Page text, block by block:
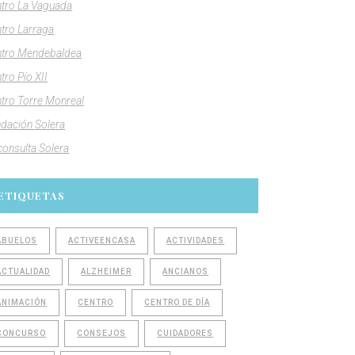
La Vaguada
Larraga
Mendebaldea
Pío XII
Torre Monreal
Solera
Solera
ACTIVEENCASA ACTIVIDADES
ALZHEIMER ANCIANOS
CENTRO CENTRO DE DÍA
CONSEJOS CUIDADORES